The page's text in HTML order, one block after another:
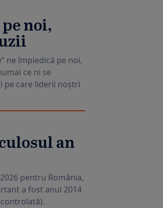
noi,
ne împiedică pe noi,
ce ni se
pe care liderii noștri
an
pentru România,
a fost anul 2014